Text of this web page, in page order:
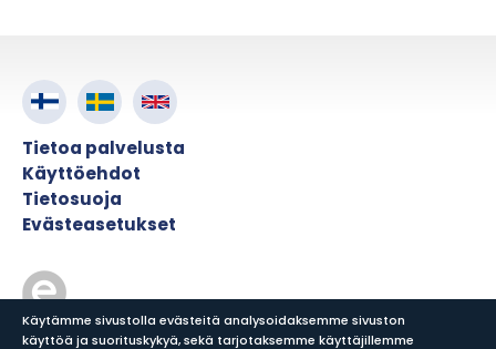
Tietoa palvelusta
Käyttöehdot
Tietosuoja
Evästeasetukset
Käytämme sivustolla evästeitä analysoidaksemme sivuston
käyttöä ja suorituskykyä, sekä tarjotaksemme käyttäjillemme